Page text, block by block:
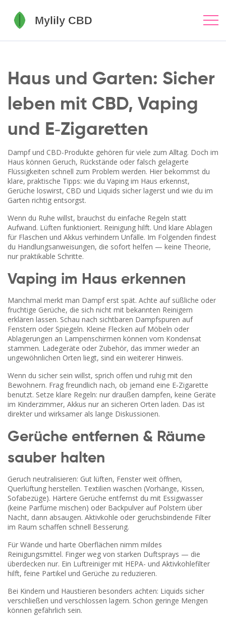
Haus und Garten: Sicher
leben mit CBD, Vaping
und E‑Zigaretten
Dampf und CBD-Produkte gehören für viele zum Alltag. Doch im
Haus können Geruch, Rückstände oder falsch gelagerte
Flüssigkeiten schnell zum Problem werden. Hier bekommst du
klare, praktische Tipps: wie du Vaping im Haus erkennst,
Gerüche loswirst, CBD und Liquids sicher lagerst und wie du im
Garten richtig entsorgst.
Wenn du Ruhe willst, brauchst du einfache Regeln statt
Aufwand. Lüften funktioniert. Reinigung hilft. Und klare Ablagen
für Flaschen und Akkus verhindern Unfälle. Im Folgenden findest
du Handlungsanweisungen, die sofort helfen — keine Theorie,
nur praktikable Schritte.
Vaping im Haus erkennen
Manchmal merkt man Dampf erst spät. Achte auf süßliche oder
fruchtige Gerüche, die sich nicht mit bekannten Reinigern
erklären lassen. Schau nach sichtbaren Dampfspuren auf
Fenstern oder Spiegeln. Kleine Flecken auf Möbeln oder
Ablagerungen an Lampenschirmen können vom Kondensat
stammen. Ladegeräte oder Zubehör, das immer wieder an
ungewöhnlichen Orten liegt, sind ein weiterer Hinweis.
Wenn du sicher sein willst, sprich offen und ruhig mit den
Bewohnern. Frag freundlich nach, ob jemand eine E‑Zigarette
benutzt. Setze klare Regeln: nur draußen dampfen, keine Geräte
im Kinderzimmer, Akkus nur an sicheren Orten laden. Das ist
direkter und wirksamer als lange Diskussionen.
Gerüche entfernen & Räume
sauber halten
Geruch neutralisieren: Gut lüften, Fenster weit öffnen,
Querlüftung herstellen. Textilien waschen (Vorhänge, Kissen,
Sofabezüge). Härtere Gerüche entfernst du mit Essigwasser
(keine Parfüme mischen) oder Backpulver auf Polstern über
Nacht, dann absaugen. Aktivkohle oder geruchsbindende Filter
im Raum schaffen schnell Besserung.
Für Wände und harte Oberflächen nimm mildes
Reinigungsmittel. Finger weg von starken Duftsprays — die
überdecken nur. Ein Luftreiniger mit HEPA- und Aktivkohlefilter
hilft, feine Partikel und Gerüche zu reduzieren.
Bei Kindern und Haustieren besonders achten: Liquids sicher
verschließen und verschlossen lagern. Schon geringe Mengen
können gefährlich sein.